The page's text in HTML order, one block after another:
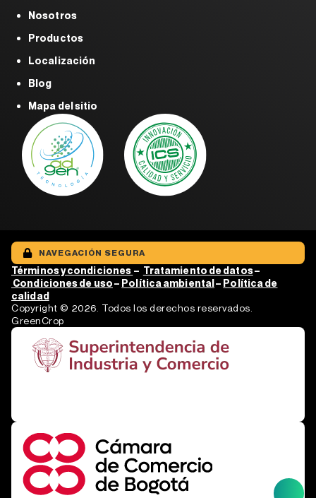
Nosotros
Productos
Localización
Blog
Mapa del sitio
NAVEGACIÓN SEGURA
Términos y condiciones – Tratamiento dedatos–
Condiciones de uso– Política ambiental– Política de
calidad
Copyright © 2026. Todos los derechos reservados.
GreenCrop